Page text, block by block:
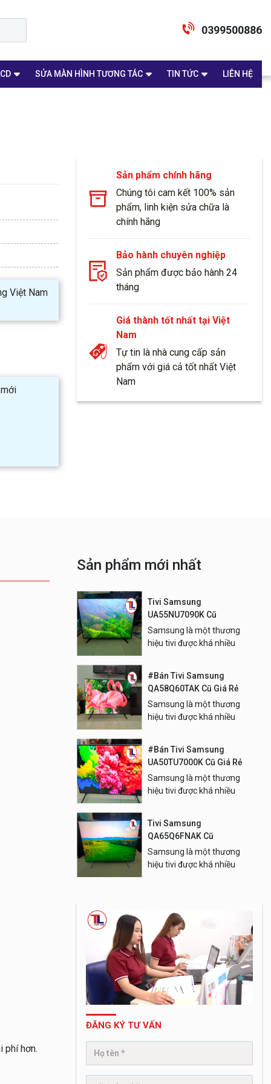
0399500886
SỬA MÀN HÌNH TƯƠNG TÁC TIN TỨC LIÊN HỆ
Việt Nam
Sản phẩm chính hãng
Chúng tôi cam kết 100% sản
phẩm, linh kiện sửa chữa là
chính hãng
Bảo hành chuyên nghiệp
Sản phẩm được bảo hành 24
tháng
Giá thành tốt nhất tại Việt
Nam
Tự tin là nhà cung cấp sản
phẩm với giá cả tốt nhất Việt
Nam
phí hơn.
Sản phẩm mới nhất
Tivi Samsung
UA55NU7090K Cũ
Samsung là một thương
hiệu tivi được khá nhiều
#Bán Tivi Samsung
QA58Q60TAK Cũ Giá Rẻ
Samsung là một thương
hiệu tivi được khá nhiều
#Bán Tivi Samsung
UA50TU7000K Cũ Giá Rẻ
Samsung là một thương
hiệu tivi được khá nhiều
Tivi Samsung
QA65Q6FNAK Cũ
Samsung là một thương
hiệu tivi được khá nhiều
ĐĂNG KÝ TƯ VẤN